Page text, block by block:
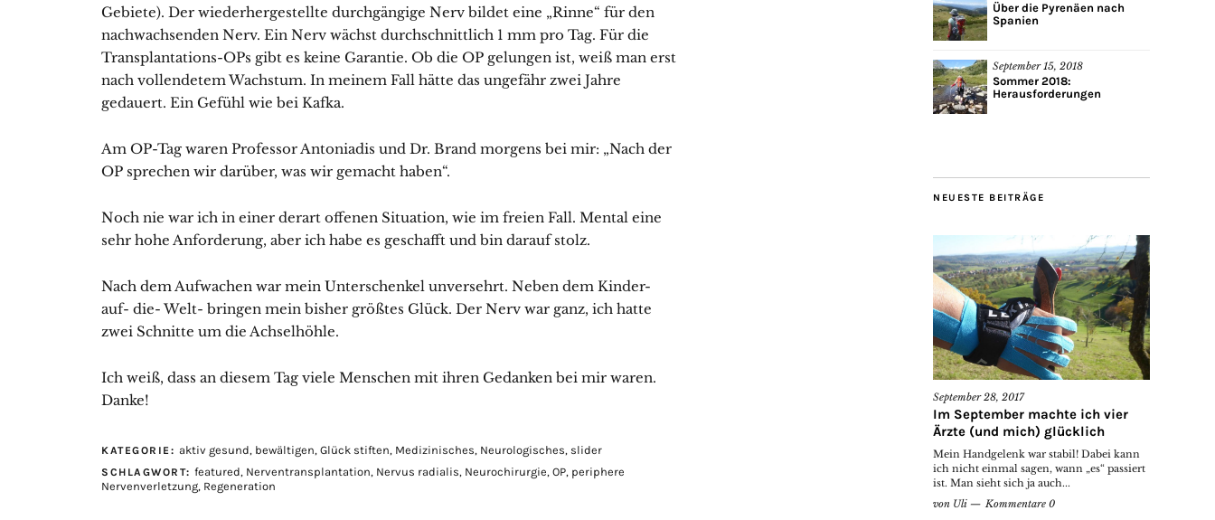
Gebiete). Der wiederhergestellte durchgängige Nerv bildet eine „Rinne“ für den
nachwachsenden Nerv. Ein Nerv wächst durchschnittlich 1 mm pro Tag. Für die
Transplantations-OPs gibt es keine Garantie. Ob die OP gelungen ist, weiß man erst
nach vollendetem Wachstum. In meinem Fall hätte das ungefähr zwei Jahre
gedauert. Ein Gefühl wie bei Kafka.
Am OP-Tag waren Professor Antoniadis und Dr. Brand morgens bei mir: „Nach der
OP sprechen wir darüber, was wir gemacht haben“.
Noch nie war ich in einer derart offenen Situation, wie im freien Fall. Mental eine
sehr hohe Anforderung, aber ich habe es geschafft und bin darauf stolz.
Nach dem Aufwachen war mein Unterschenkel unversehrt. Neben dem Kinder-
auf- die- Welt- bringen mein bisher größtes Glück. Der Nerv war ganz, ich hatte
zwei Schnitte um die Achselhöhle.
Ich weiß, dass an diesem Tag viele Menschen mit ihren Gedanken bei mir waren.
Danke!
KATEGORIE: aktiv gesund, bewältigen, Glück stiften, Medizinisches, Neurologisches, slider
SCHLAGWORT: featured, Nerventransplantation, Nervus radialis, Neurochirurgie, OP, periphere
Nervenverletzung, Regeneration
Über die Pyrenäen nach
Spanien
September 15, 2018
Sommer 2018:
Herausforderungen
NEUESTE BEITRÄGE
September 28, 2017
Im September machte ich vier
Ärzte (und mich) glücklich
Mein Handgelenk war stabil! Dabei kann
ich nicht einmal sagen, wann „es“ passiert
ist. Man sieht sich ja auch...
von Uli Kommentare 0